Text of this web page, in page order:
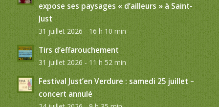
expose ses paysages « d’ailleurs » à Saint-
Just
31 juillet 2026 - 16 h 10 min
Tirs d’effarouchement
31 juillet 2026 - 11 h 52 min
Festival Just’en Verdure : samedi 25 juillet –
concert annulé